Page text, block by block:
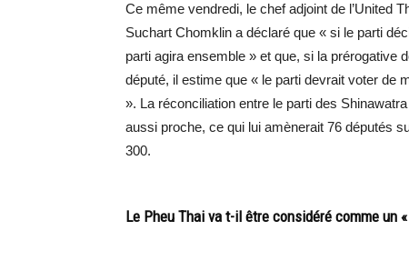
Ce même vendredi, le chef adjoint de l’United
Suchart Chomklin a déclaré que « si le parti
parti agira ensemble » et que, si la prérogative
député, il estime que « le parti devrait voter de
». La réconciliation entre le parti des
aussi proche, ce qui lui amènerait 76 députés
300.
Le Pheu Thai va t-il être considéré comme un